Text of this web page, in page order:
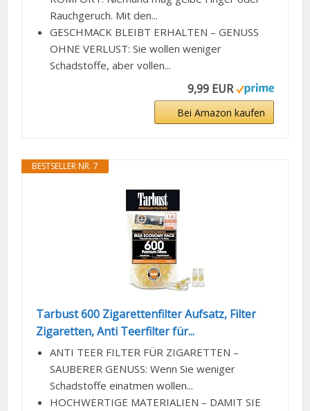
Rauchgeruch. Mit den...
GESCHMACK BLEIBT ERHALTEN – GENUSS
OHNE VERLUST: Sie wollen weniger
Schadstoffe, aber vollen...
9,99 EUR
Bei Amazon kaufen
BESTSELLER NR. 7
Tarbust 600 Zigarettenfilter Aufsatz, Filter
Zigaretten, Anti Teerfilter für...
ANTI TEER FILTER FÜR ZIGARETTEN –
SAUBERER GENUSS: Wenn Sie weniger
Schadstoffe einatmen wollen...
HOCHWERTIGE MATERIALIEN – DAMIT SIE